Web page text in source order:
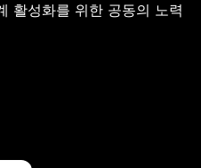
활성화를 위한 공동의 노력